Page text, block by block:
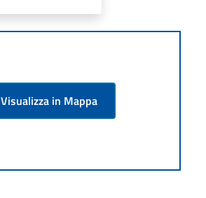
Visualizza in Mappa